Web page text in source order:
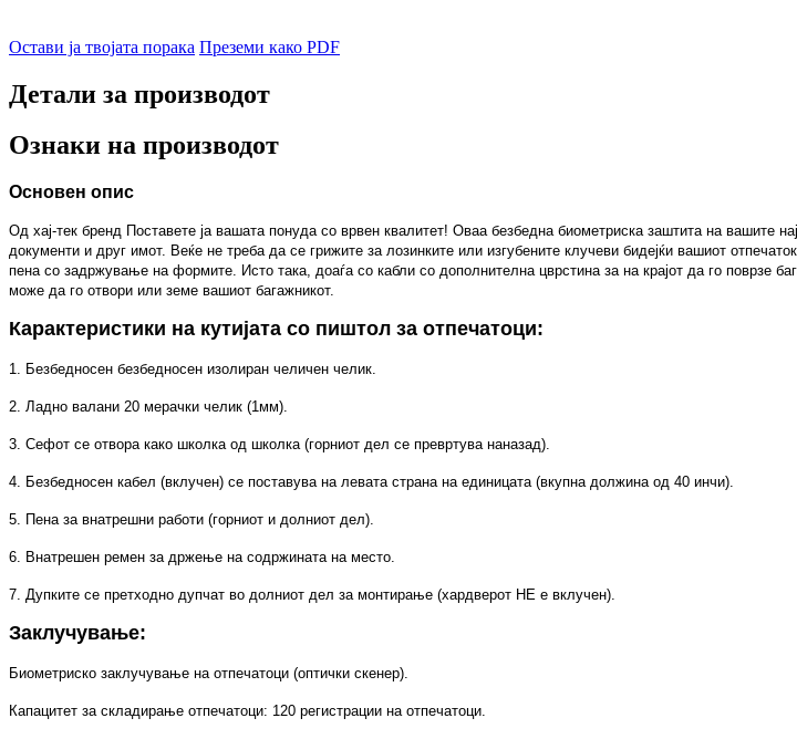
Остави ја твојата порака Преземи како PDF
Детали за производот
Ознаки на производот
Основен опис
Од хај-тек бренд Поставете ја вашата понуда со врвен квалитет! Оваа безбедна биометриска заштита на вашите
документи и друг имот. Веќе не треба да се грижите за лозинките или изгубените клучеви бидејќи вашиот
пена со задржување на формите. Исто така, доаѓа со кабли со дополнителна цврстина за на крајот да го поврзе
може да го отвори или земе вашиот багажникот.
Карактеристики на кутијата со пиштол за отпечатоци:
1. Безбедносен безбедносен изолиран челичен челик.
2. Ладно валани 20 мерачки челик (1мм).
3. Сефот се отвора како школка од школка (горниот дел се превртува наназад).
4. Безбедносен кабел (вклучен) се поставува на левата страна на единицата (вкупна должина од 40 инчи).
5. Пена за внатрешни работи (горниот и долниот дел).
6. Внатрешен ремен за држење на содржината на место.
7. Дупките се претходно дупчат во долниот дел за монтирање (хардверот НЕ е вклучен).
Заклучување:
Биометриско заклучување на отпечатоци (оптички скенер).
Капацитет за складирање отпечатоци: 120 регистрации на отпечатоци.